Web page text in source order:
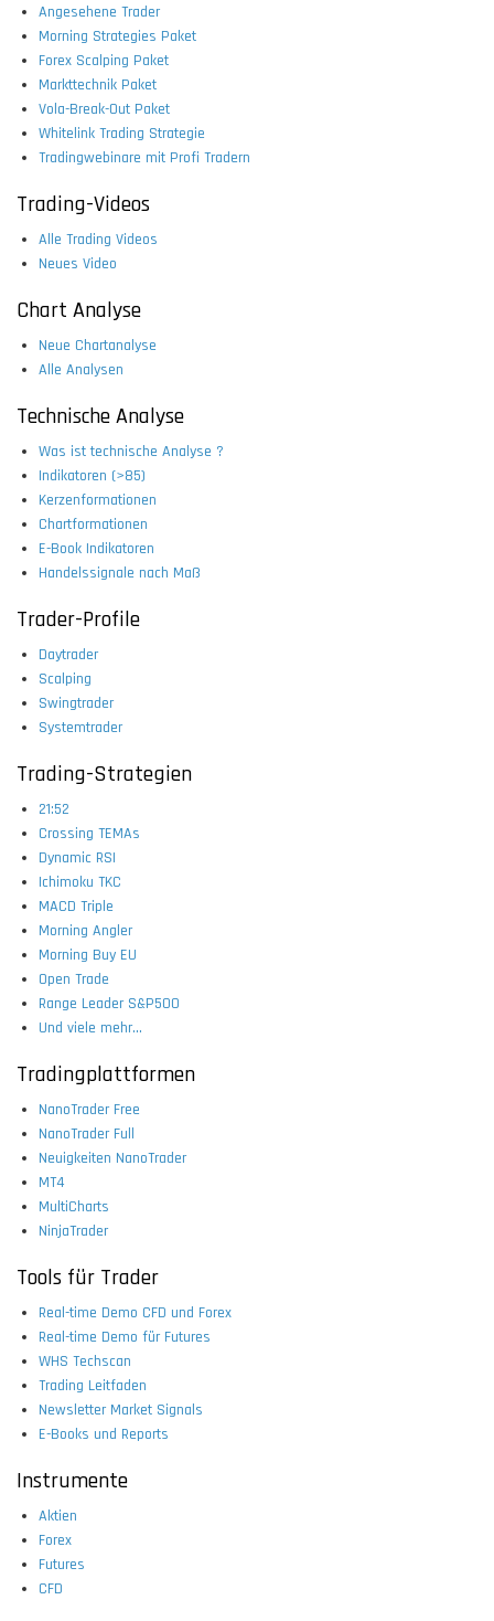
Angesehene Trader
Morning Strategies Paket
Forex Scalping Paket
Markttechnik Paket
Vola-Break-Out Paket
Whitelink Trading Strategie
Tradingwebinare mit Profi Tradern
Trading-Videos
Alle Trading Videos
Neues Video
Chart Analyse
Neue Chartanalyse
Alle Analysen
Technische Analyse
Was ist technische Analyse ?
Indikatoren (>85)
Kerzenformationen
Chartformationen
E-Book Indikatoren
Handelssignale nach Maß
Trader-Profile
Daytrader
Scalping
Swingtrader
Systemtrader
Trading-Strategien
21:52
Crossing TEMAs
Dynamic RSI
Ichimoku TKC
MACD Triple
Morning Angler
Morning Buy EU
Open Trade
Range Leader S&P500
Und viele mehr...
Tradingplattformen
NanoTrader Free
NanoTrader Full
Neuigkeiten NanoTrader
MT4
MultiCharts
NinjaTrader
Tools für Trader
Real-time Demo CFD und Forex
Real-time Demo für Futures
WHS Techscan
Trading Leitfaden
Newsletter Market Signals
E-Books und Reports
Instrumente
Aktien
Forex
Futures
CFD